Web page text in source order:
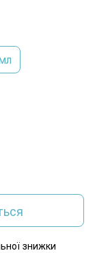
знижки